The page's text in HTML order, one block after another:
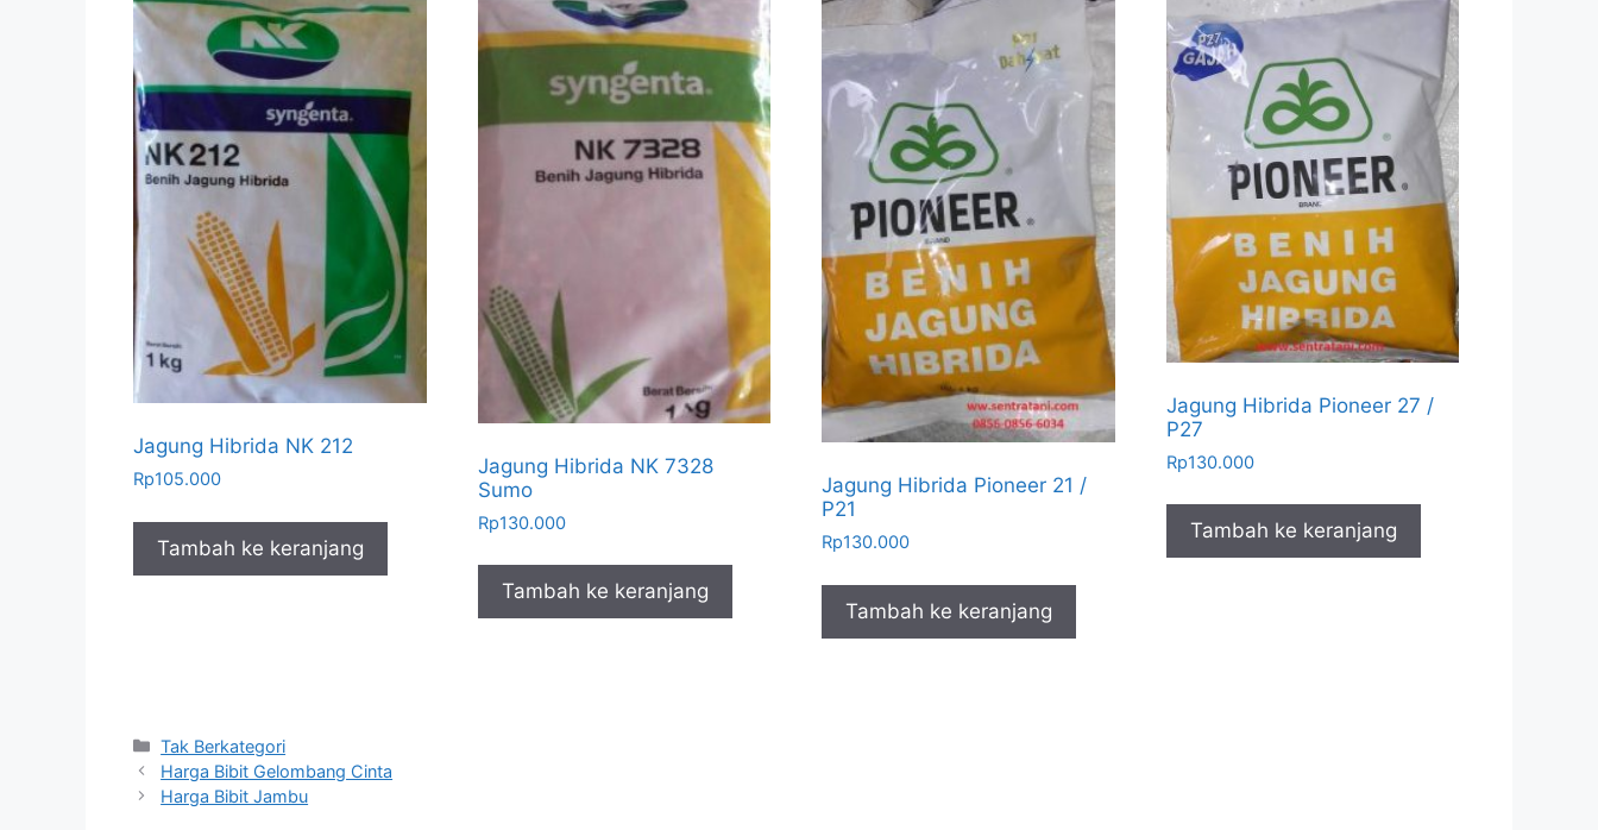
Jagung Hibrida NK 212
Rp105.000
Tambah ke keranjang
Jagung Hibrida NK 7328
Sumo
Rp130.000
Tambah ke keranjang
Jagung Hibrida Pioneer 21 /
P21
Rp130.000
Tambah ke keranjang
Jagung Hibrida Pioneer 27 /
P27
Rp130.000
Tambah ke keranjang
Kategori
Tak Berkategori
Harga Bibit Gelombang Cinta
Harga Bibit Jambu